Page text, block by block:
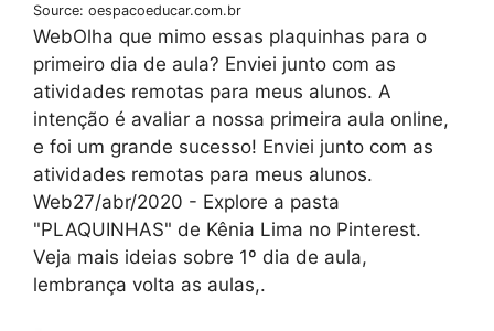
Source: oespacoeducar.com.br
WebOlha que mimo essas plaquinhas para o
primeiro dia de aula? Enviei junto com as
atividades remotas para meus alunos. A
intenção é avaliar a nossa primeira aula online,
e foi um grande sucesso! Enviei junto com as
atividades remotas para meus alunos.
Web27/abr/2020 - Explore a pasta
"PLAQUINHAS" de Kênia Lima no Pinterest.
Veja mais ideias sobre 1º dia de aula,
lembrança volta as aulas,.